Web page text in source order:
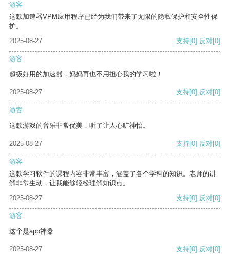
游客
这款加速器VPM应用程序已经为我们带来了无限的隐私保护和安全性保
护。
2025-08-27
支持[0] 反对[0]
游客
超级好用的加速器，妈妈再也不用担心我的学习啦！
2025-08-27 支持[0] 反对[0]
游客
这款游戏的音乐非常优美，听了让人心旷神怡。
2025-08-27 支持[0] 反对[0]
游客
这款学习软件的课程内容非常丰富，涵盖了各个学科的知识。老师的讲
解非常生动，让我能够轻松理解知识点。
2025-08-27
支持[0] 反对[0]
游客
这个是app神器
2025-08-27 支持[0] 反对[0]